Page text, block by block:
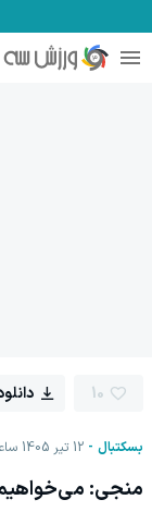
بسکتبال 12 تیر 1405 ساعت 17:51
10
منجی: